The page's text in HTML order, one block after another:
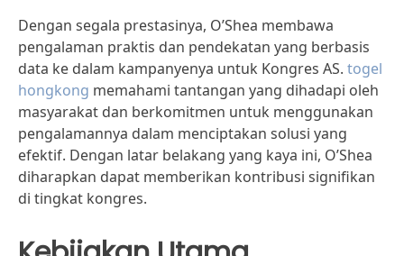
Dengan segala prestasinya, O’Shea membawa
pengalaman praktis dan pendekatan yang berbasis
data ke dalam kampanyenya untuk Kongres AS. togel
hongkong memahami tantangan yang dihadapi oleh
masyarakat dan berkomitmen untuk menggunakan
pengalamannya dalam menciptakan solusi yang
efektif. Dengan latar belakang yang kaya ini, O’Shea
diharapkan dapat memberikan kontribusi signifikan
di tingkat kongres.